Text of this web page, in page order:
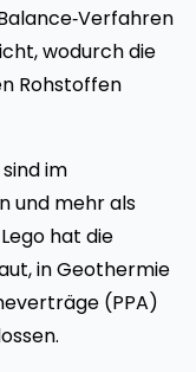
wodurch die
Rohstoffen
im
und mehr als
hat die
in Geothermie
(PPA)